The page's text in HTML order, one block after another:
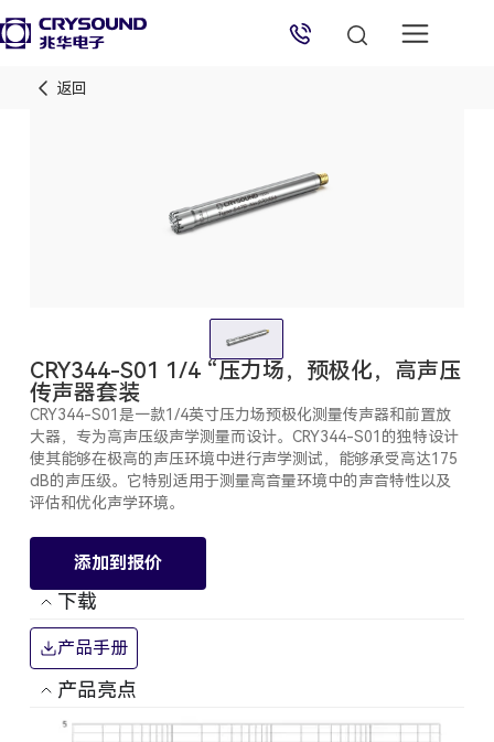
返回
CRY344-S01 1/4 “压力场，预极化，高声压
传声器套装
CRY344-S01是一款1/4英寸压力场预极化测量传声器和前置放
大器，专为高声压级声学测量而设计。CRY344-S01的独特设计
使其能够在极高的声压环境中进行声学测试，能够承受高达175
dB的声压级。它特别适用于测量高音量环境中的声音特性以及
评估和优化声学环境。
添加到报价
下载
产品手册
产品亮点